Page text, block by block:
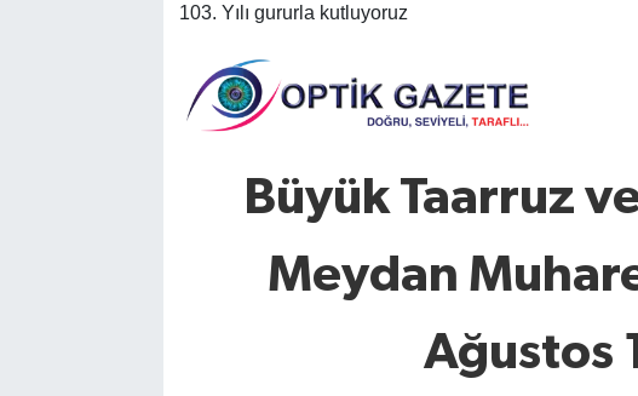
103. Yılı gururla kutluyoruz
Büyük Taarruz
Meydan
Ağustos